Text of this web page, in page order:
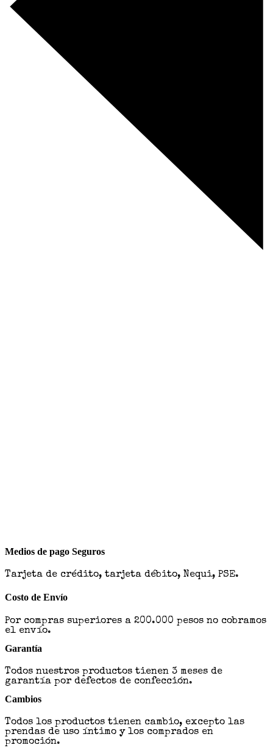
Medios de pago Seguros
Tarjeta de crédito, tarjeta débito, Nequi, PSE.
Costo de Envío
Por compras superiores a 200.000 pesos no cobramos
el envío.
Garantía
Todos nuestros productos tienen 3 meses de
garantía por defectos de confección.
Cambios
Todos los productos tienen cambio, excepto las
prendas de uso íntimo y los comprados en
promoción.